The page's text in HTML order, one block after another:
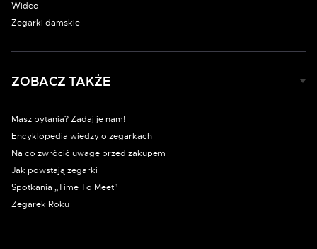
Wideo
Zegarki damskie
ZOBACZ TAKŻE
Masz pytania? Zadaj je nam!
Encyklopedia wiedzy o zegarkach
Na co zwrócić uwagę przed zakupem
Jak powstają zegarki
Spotkania „Time To Meet”
Zegarek Roku